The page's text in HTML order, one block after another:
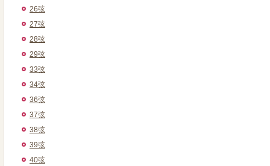
26弦
27弦
28弦
29弦
33弦
34弦
36弦
37弦
38弦
39弦
40弦